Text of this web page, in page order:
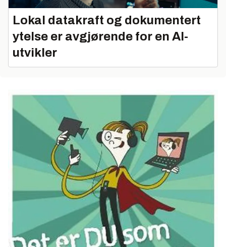
Lokal datakraft og dokumentert
ytelse er avgjørende for en AI-
utvikler